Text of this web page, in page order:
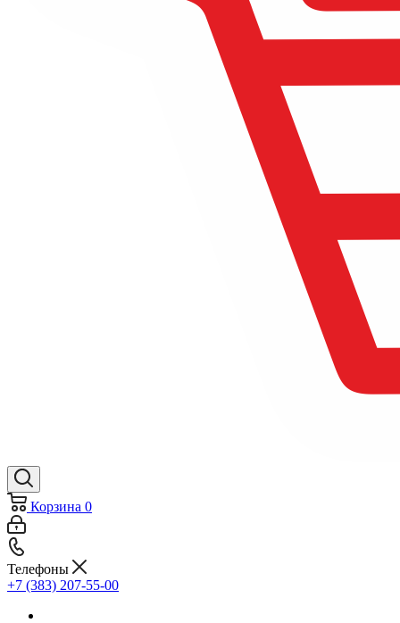
Корзина 0
Телефоны
+7 (383) 207-55-00